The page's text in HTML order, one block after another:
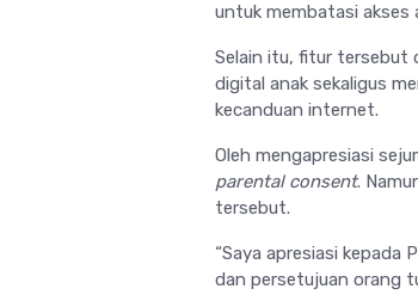
untuk membatasi
Selain itu, fitur tersebut
digital anak sekaligus
kecanduan internet.
Oleh mengapresiasi
parental consent.
tersebut.
“Saya apresiasi kepada
dan persetujuan orang